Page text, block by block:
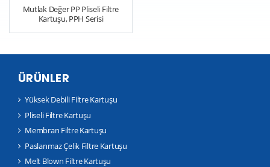
Mutlak Değer PP Pliseli Filtre
Kartuşu, PPH Serisi
ÜRÜNLER
Yüksek Debili Filtre Kartuşu
Pliseli Filtre Kartuşu
Membran Filtre Kartuşu
Paslanmaz Çelik Filtre Kartuşu
Melt Blown Filtre Kartuşu